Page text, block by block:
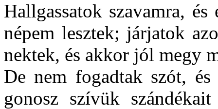
Hallgassatok szavamra,
népem lesztek; járjatok
nektek, és akkor jól megy
De nem fogadtak szót,
gonosz szívük